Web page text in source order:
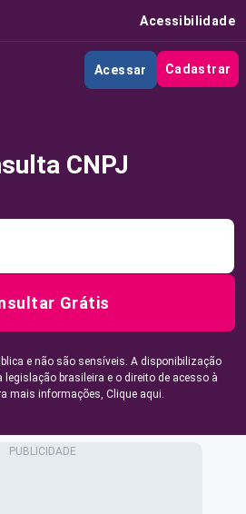
Acessibilidade
Acessar Cadastrar
CNPJ
Grátis
e não são sensíveis. A disponibilização
brasileira e o direito de acesso à
mais informações, Clique aqui.